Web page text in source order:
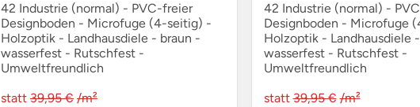
42 Industrie (normal) - PVC-freier
Designboden - Microfuge (4-seitig) -
Holzoptik - Landhausdiele - braun -
wasserfest - Rutschfest -
Umweltfreundlich
statt 39,95 € /m²
42 Industrie (normal) -
Designboden - Microfuge
Holzoptik - Landhausdiele
wasserfest - Rutschfest -
Umweltfreundlich
statt 39,95 € /m²